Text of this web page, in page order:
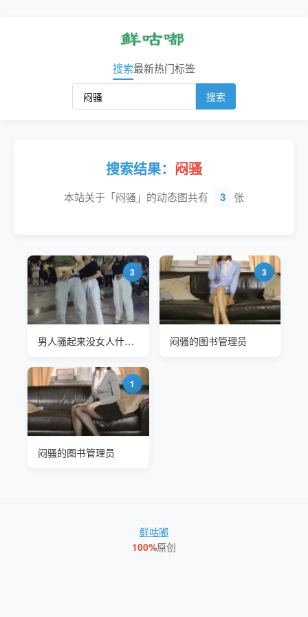
搜索最新热门标签
搜索
搜索结果： 闷骚
本站关于「闷骚」的动态图共有 3 张
3
男人骚起来没女人什么事了
3
闷骚的图书管理员
1
闷骚的图书管理员
鲜咕嘟
100%原创